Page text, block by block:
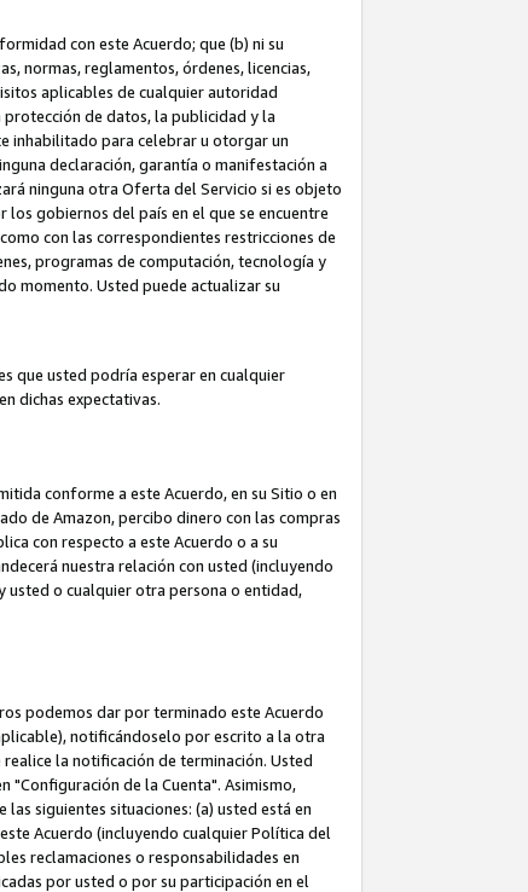
con este Acuerdo; que (b) ni su
normas, reglamentos, órdenes, licencias,
aplicables de cualquier autoridad
protección de datos, la publicidad y la
inhabilitado para celebrar u otorgar un
declaración, garantía o manifestación a
ninguna otra Oferta del Servicio si es objeto
los gobiernos del país en el que se encuentre
con las correspondientes restricciones de
programas de computación, tecnología y
momento. Usted puede actualizar su
que usted podría esperar en cualquier
dichas expectativas.
conforme a este Acuerdo, en su Sitio o en
de Amazon, percibo dinero con las compras
con respecto a este Acuerdo o a su
nuestra relación con usted (incluyendo
usted o cualquier otra persona o entidad,
podemos dar por terminado este Acuerdo
notificándoselo por escrito a la otra
la notificación de terminación. Usted
"Configuración de la Cuenta". Asimismo,
siguientes situaciones: (a) usted está en
Acuerdo (incluyendo cualquier Política del
reclamaciones o responsabilidades en
por usted o por su participación en el